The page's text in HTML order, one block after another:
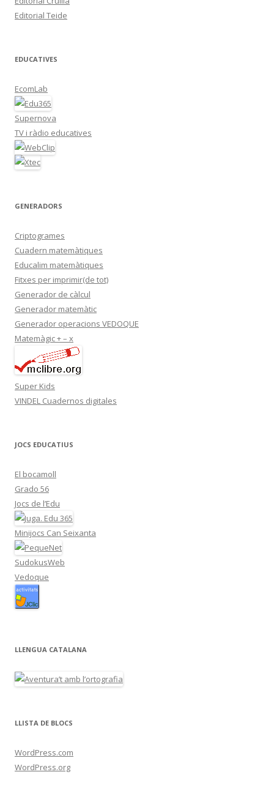
Editorial Teide
EDUCATIVES
EcomLab
Supernova
TV i ràdio educatives
GENERADORS
Criptogrames
Cuadern matemàtiques
Educalim matemàtiques
Fitxes per imprimir(de tot)
Generador de càlcul
Generador matemàtic
Generador operacions VEDOQUE
Matemàgic + – x
Super Kids
VINDEL Cuadernos digitales
JOCS EDUCATIUS
El bocamoll
Grado 56
Jocs de l’Edu
Minijocs Can Seixanta
SudokusWeb
Vedoque
LLENGUA CATALANA
LLISTA DE BLOCS
WordPress.com
WordPress.org